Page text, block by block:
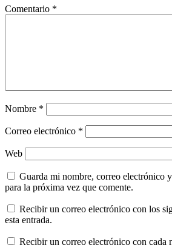
Comentario *
Nombre *
Correo electrónico *
Web
Guarda mi nombre, correo electrónico
para la próxima vez que comente.
Recibir un correo electrónico con los
esta entrada.
Recibir un correo electrónico con cada